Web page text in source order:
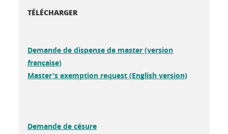
TÉLÉCHARGER
Demande de dispense de master (version
française)
Master's exemption request (English version)
Demande de césure